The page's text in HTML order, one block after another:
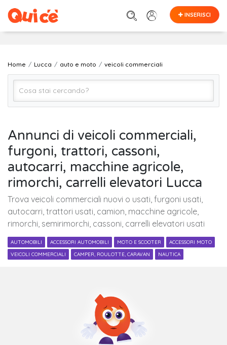
INSERISCI
Home Lucca auto e moto veicoli commerciali
Lucca
Cerca
Annunci di veicoli commerciali,
furgoni, trattori, cassoni,
autocarri, macchine agricole,
rimorchi, carrelli elevatori Lucca
Trova veicoli commerciali nuovi o usati, furgoni usati,
autocarri, trattori usati, camion, macchine agricole,
rimorchi, semirimorchi, cassoni, carrelli elevatori usati
AUTOMOBILI ACCESSORI AUTOMOBILI MOTO E SCOOTER
ACCESSORI MOTO
VEICOLI COMMERCIALI
CAMPER, ROULOTTE, CARAVAN NAUTICA